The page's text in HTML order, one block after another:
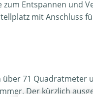
Entspannen und
mit Anschluss
71 Quadratmeter
Der kürzlich